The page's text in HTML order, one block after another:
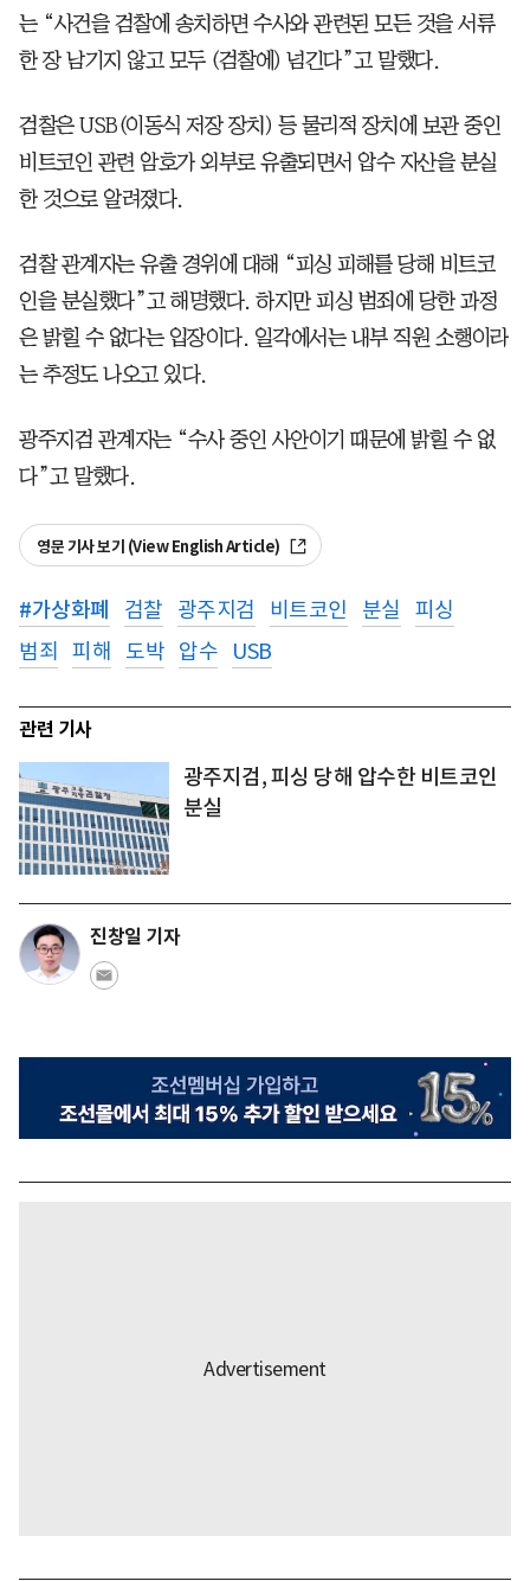
는 “사건을 검찰에 송치하면 수사와 관련된 모든 것을 서류
한 장 남기지 않고 모두 (검찰에) 넘긴다”고 말했다.
검찰은 USB(이동식 저장 장치) 등 물리적 장치에 보관 중인
비트코인 관련 암호가 외부로 유출되면서 압수 자산을 분실
한 것으로 알려졌다.
검찰 관계자는 유출 경위에 대해 “피싱 피해를 당해 비트코
인을 분실했다”고 해명했다. 하지만 피싱 범죄에 당한 과정
은 밝힐 수 없다는 입장이다. 일각에서는 내부 직원 소행이라
는 추정도 나오고 있다.
광주지검 관계자는 “수사 중인 사안이기 때문에 밝힐 수 없
다”고 말했다.
영문 기사 보기 (View English Article)
#가상화폐 검찰 광주지검 비트코인 분실
피싱
범죄
피해 도박 압수 USB
관련 기사
광주지검, 피싱 당해 압수한 비트코인
분실
진창일 기자